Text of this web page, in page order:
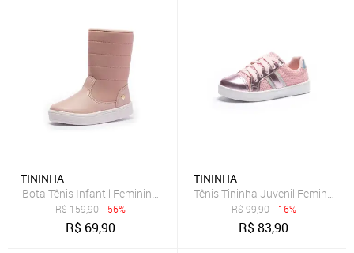
TININHA
Bota Tênis Infantil Feminina Tininha Menina Bordado Rosê
R$159,90 - 56%
R$ 69,90
TININHA
R$99,90 - 16%
R$83,90